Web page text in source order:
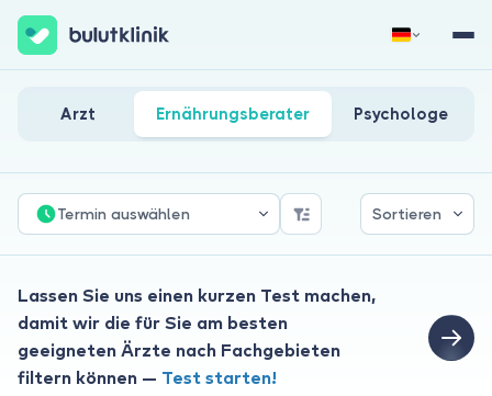
Über uns
Für Patienten
Jetzt registrieren Anmelden
Ernährung Und Diät Ärzte
Arzt Ernährungsberater Psychologe
Termin auswählen Sortieren
Lassen Sie uns einen kurzen Test machen,
damit wir die für Sie am besten
geeigneten Ärzte nach Fachgebieten
filtern können — Test starten!